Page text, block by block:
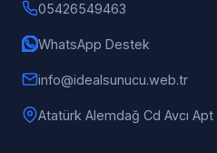
05426549463
WhatsApp Destek
info@idealsunucu.web.tr
Atatürk Alemdağ Cd Avcı Apt